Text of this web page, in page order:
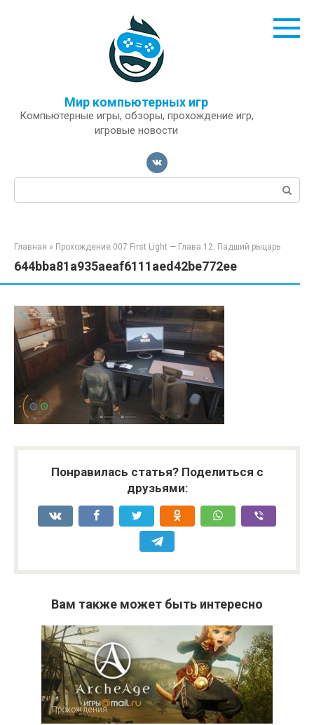
Мир компьютерных игр
Компьютерные игры, обзоры, прохождение игр,
игровые новости
Поиск:
Главная » Прохождение 007 First Light — Глава 12. Падший рыцарь
644bba81a935aeaf6111aed42be772ee
Понравилась статья? Поделиться с
друзьями:
Вам также может быть интересно
Прохождения